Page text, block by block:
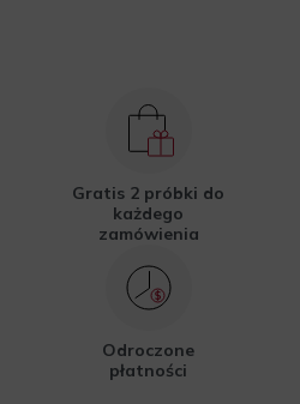
Gratis 2 próbki do
każdego
zamówienia
Odroczone
płatności